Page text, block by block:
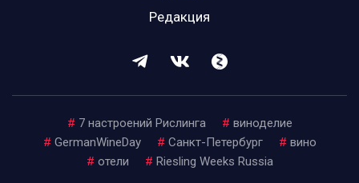
Редакция
# 7 настроений Рислинга # виноделие
# GermanWineDay # Санкт-Петербург # вино
# отели # Riesling Weeks Russia